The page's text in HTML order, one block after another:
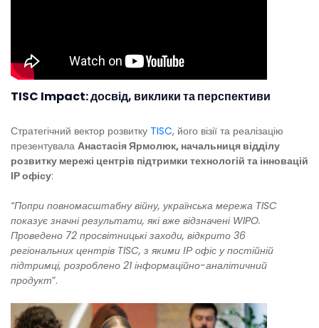
TISC Impact: досвід, виклики та перспективи
Стратегічний вектор розвитку TISC, його візії та реалізацію
презентувала Анастасія Ярмолюк, начальниця відділу
розвитку мережі центрів підтримки технологій та інновацій
ІР офісу:
“Попри повномасштабну війну, українська мережа TISC
показує значні результати, які вже відзначені WIPO.
Проведено 72 просвітницькі заходи, відкрито 36
регіональних центрів TISC, з якими ІР офіс у постійній
підтримці, розроблено 21 інформаційно-аналітичний
продукт”.